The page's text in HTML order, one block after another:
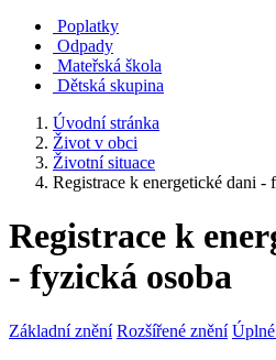
Poplatky
Odpady
Mateřská škola
Dětská skupina
Úvodní stránka
Život v obci
Životní situace
Registrace k energetické dani -
Registrace k
- fyzická osoba
Základní znění Rozšířené znění